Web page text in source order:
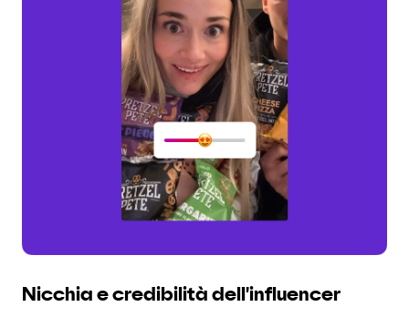
Nicchia e credibilità dell'influencer